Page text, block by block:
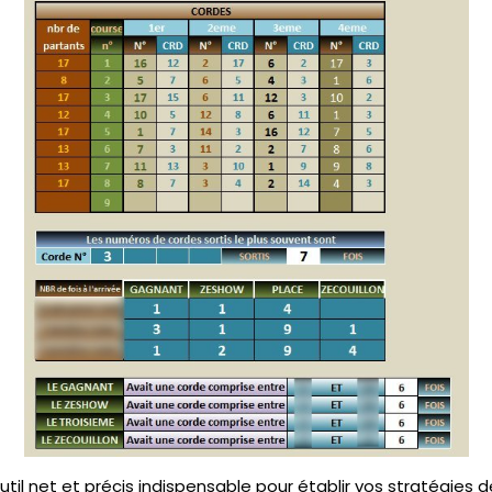
net et précis indispensable pour établir vos stratégies